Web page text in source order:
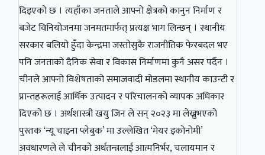
दिइएको छ । त्यहाँका जनताले आफ्नो क्षेत्रको कानुन निर्माण र
बजेट विनियोजनमा जनमतमार्फत् प्रत्यक्ष भाग लिन्छन् । स्थानीय
सरकार बलियो हुँदा केन्द्रमा जस्तोसुकै राजनीतिक फेरबदल भए
पनि जनताको दैनिक सेवा र विकास निर्माणमा कुनै असर पर्दैन ।
चीनले आफ्नो विशेषताको समाजवादी मोडलमा स्थानीय काउन्टी र
प्रान्तहरूलाई आर्थिक उत्पादन र परिचालनको व्यापक अधिकार
दिएको छ । अर्थशास्त्री खयु जिन ले सन् २०२३ मा लेख्नुभएको
पुस्तक ‘न्यू चाइना प्लेबुक’ मा उल्लेखित ‘मेयर इकोनोमी’
अवधारणले ले चीनको अर्थतन्त्रलाई आत्मनिर्भर, चलायमान र